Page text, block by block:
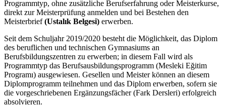
Programmtyp, ohne zusätzliche Berufserfahrung oder Meisterkurse,
direkt zur Meisterprüfung anmelden und bei Bestehen den
Meisterbrief(Ustalık Belgesi) erwerben.
Seit dem Schuljahr 2019/2020 besteht die Möglichkeit, das Diplom
des beruflichen und technischen Gymnasiums an
Berufsbildungszentren zu erwerben; in diesem Fall wird als
Programmtyp das Berufsausbildungsprogramm (Mesleki Eğitim
Programı) ausgewiesen. Gesellen und Meister können an diesem
Diplomprogramm teilnehmen und das Diplom erwerben, sofern sie
die vorgeschriebenen Ergänzungsfächer (Fark Dersleri) erfolgreich
absolvieren.